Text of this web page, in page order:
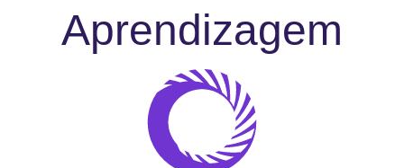
Aprendizagem